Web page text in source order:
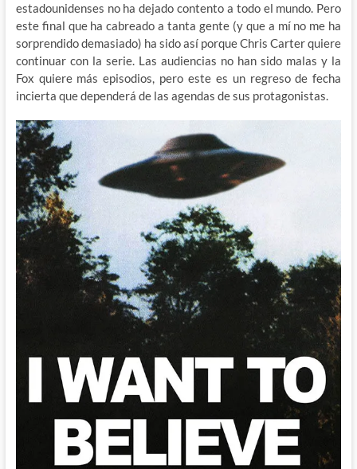
estadounidenses no ha dejado contento a todo el mundo. Pero
este final que ha cabreado a tanta gente (y que a mí no me ha
sorprendido demasiado) ha sido así porque Chris Carter quiere
continuar con la serie. Las audiencias no han sido malas y la
Fox quiere más episodios, pero este es un regreso de fecha
incierta que dependerá de las agendas de sus protagonistas.